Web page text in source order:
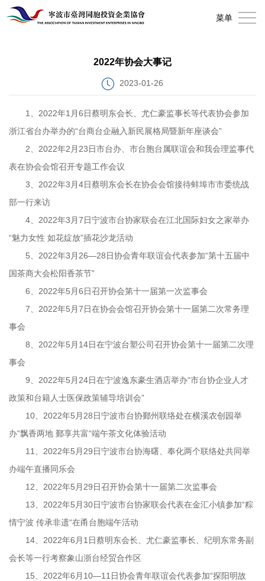
菜单
协
员
新
务
协
系
2022年协会大事记
2023-01-26
1、2022年1月6日蔡明东会长、尤仁豪监事长等代表协会参加
浙江省台办举办的“台商台企融入新民展格局暨新年座谈会”
2、2022年2月23日市台办、市台胞台属联谊会和我会理监事代
表在协会会馆召开专题工作会议
3、2022年3月4日蔡明东会长在协会会馆接待蚌埠市市委统战
部一行来访
4、2022年3月7日宁波市台协家联会在江北国际妇女之家举办
“魅力女性 如花婝放”插花沙龙活动
5、2022年3月26—28日协会青年联谊会代表参加“第十五届中
国茶商大会松阳香茶节”
6、2022年5月6日召开协会第十一届第一次监事会
7、2022年5月7日在协会会馆召开协会第十一届第二次常务理
事会
8、2022年5月14日在宁波台塑公司召开协会第十一届第二次理
事会
9、2022年5月24日在宁波逸东豪生酒店举办“市台协企业人才
政策和台籍人士医保政策辅导培训会”
10、2022年5月28日宁波市台协鄞州联络处在横溪农创园举
办“飘香两地 鄞享共富“端午茶文化体验活动
11、2022年5月29日宁波市台协海曙、奉化两个联络处共同举
办端午直播同乐会
12、2022年5月29日召开协会第十一届第二次监事会
13、2022年5月30日宁波市台协家联会代表在金汇小镇参加“粽
情宁波 传承非遗“在甬台胞端午活动
14、2022年6月1日蔡明东会长、尤仁豪监事长、纪明东常务副
会长等一行考察象山浙台经贸合作区
15、2022年6月10—11日协会青年联谊会代表参加“探阳明故